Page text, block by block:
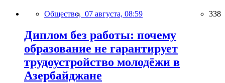
Общество, 07 августа, 08:59 338
Диплом без работы: почему
образование не гарантирует
трудоустройство молодёжи в
Азербайджане